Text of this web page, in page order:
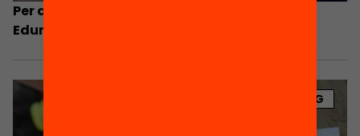
Per què els territoris se sumen al Passaport
Edunauta?
BLOG